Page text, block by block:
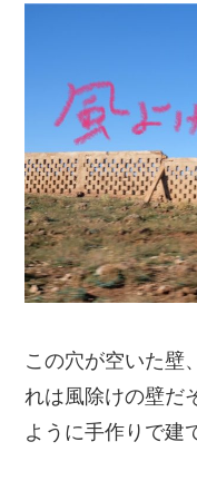
この穴が空いた壁
れは風除けの壁だ
ように手作りで建